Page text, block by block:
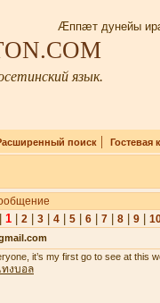
Æппæт дунейы
язык.
поиск| Гостевая
1| 2| 3| 4| 5| 6| 7| 8| 9|
it’s my first go to see at this
ทงบอล